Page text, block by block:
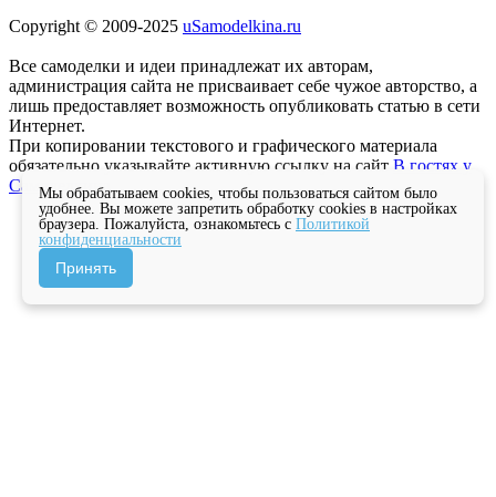
Copyright © 2009-2025 uSamodelkina.ru
Все самоделки и идеи принадлежат их авторам,
администрация сайта не присваивает себе чужое авторство, а
лишь предоставляет возможность опубликовать статью в сети
Интернет.
При копировании текстового и графического материала
обязательно указывайте активную ссылку на сайт В гостях у
Самоделкина
Мы обрабатываем cookies, чтобы пользоваться сайтом было
удобнее. Вы можете запретить обработку cookies в настройках
браузера. Пожалуйста, ознакомьтесь с Политикой
конфиденциальности
Принять